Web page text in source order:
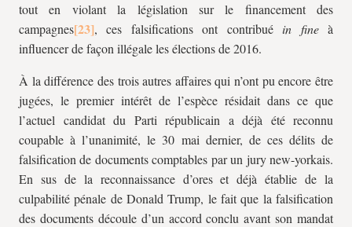
tout en violant la législation sur le financement des
campagnes
, ces falsifications ont contribué in fineà
influencer de façon illégale les élections de 2016.
À la différence des trois autres affaires qui n’ont pu encore être
jugées, le premier intérêt de l’espèce résidait dans ce que
l’actuel candidat du Parti républicain a déjà été reconnu
coupable à l’unanimité, le 30 mai dernier, de ces délits de
falsification de documents comptables par un jury new-yorkais.
En sus de la reconnaissance d’ores et déjà établie de la
culpabilité pénale de Donald Trump, le fait que la falsification
des documents découle d’un accord conclu avant son mandat